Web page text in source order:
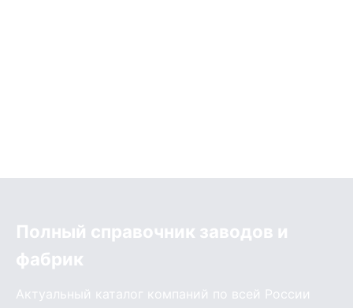
Полный справочник заводов и
фабрик
Актуальный каталог компаний по всей России